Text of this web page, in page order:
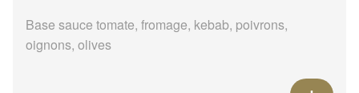
Base sauce tomate, fromage, kebab, poivrons,
oignons, olives